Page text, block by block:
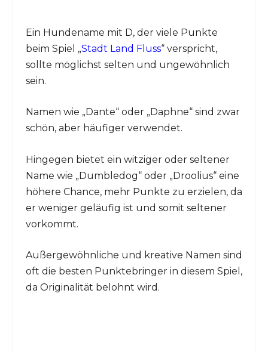
Ein Hundename mit D, der viele Punkte
beim Spiel „Stadt Land Fluss“ verspricht,
sollte möglichst selten und ungewöhnlich
sein.
Namen wie „Dante“ oder „Daphne“ sind zwar
schön, aber häufiger verwendet.
Hingegen bietet ein witziger oder seltener
Name wie „Dumbledog“ oder „Droolius“ eine
höhere Chance, mehr Punkte zu erzielen, da
er weniger geläufig ist und somit seltener
vorkommt.
Außergewöhnliche und kreative Namen sind
oft die besten Punktebringer in diesem Spiel,
da Originalität belohnt wird.